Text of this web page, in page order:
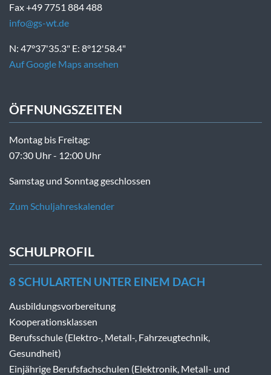
Fax +49 7751 884 488
info@gs-wt.de
N: 47°37'35.3" E: 8°12'58.4"
Auf Google Maps ansehen
ÖFFNUNGSZEITEN
Montag bis Freitag:
07:30 Uhr - 12:00 Uhr
Samstag und Sonntag geschlossen
Zum Schuljahreskalender
SCHULPROFIL
8 SCHULARTEN UNTER EINEM DACH
Ausbildungsvorbereitung
Kooperationsklassen
Berufsschule (Elektro-, Metall-, Fahrzeugtechnik,
Gesundheit)
Einjährige Berufsfachschulen (Elektronik, Metall- und